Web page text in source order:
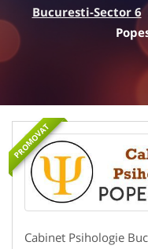
Bucuresti-Sector 6
PROMOVAT
Cabinet Psihologie